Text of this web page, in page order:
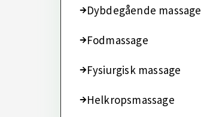
Dybdegående massage
Fodmassage
Fysiurgisk massage
Helkropsmassage